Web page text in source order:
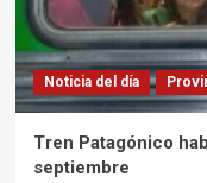
Noticia del día
Tren Patagónico
septiembre